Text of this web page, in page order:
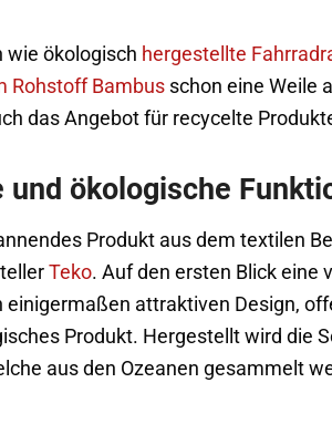
wie ökologisch hergestellte
Rohstoff Bambus schon eine Weile
das Angebot für recycelte
und ökologische
Produkt aus dem textilen
Teko. Auf den ersten Blick eine
attraktiven Design,
Produkt. Hergestellt wird die
aus den Ozeanen gesammelt